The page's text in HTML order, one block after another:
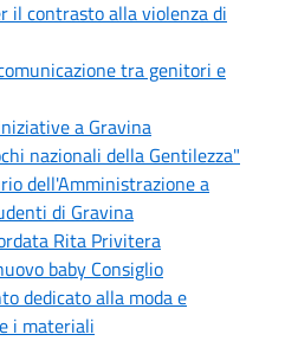
il contrasto alla violenza di
tra genitori e
a Gravina
nazionali della Gentilezza"
dell'Amministrazione a
di Gravina
Rita Privitera
baby Consiglio
dedicato alla moda e
i materiali